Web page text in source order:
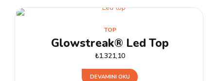
TOP
Glowstreak® Led Top
₺1.321,10
DEVAMINI OKU